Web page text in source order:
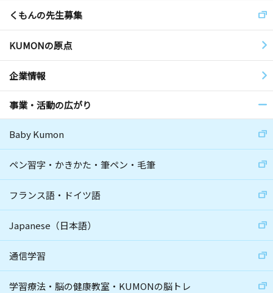
くもんの先生募集
KUMONの原点
企業情報
事業・活動の広がり
Baby Kumon
ペン習字・かきかた・筆ペン・毛筆
フランス語・ドイツ語
Japanese（日本語）
通信学習
学習療法・脳の健康教室・KUMONの脳トレ